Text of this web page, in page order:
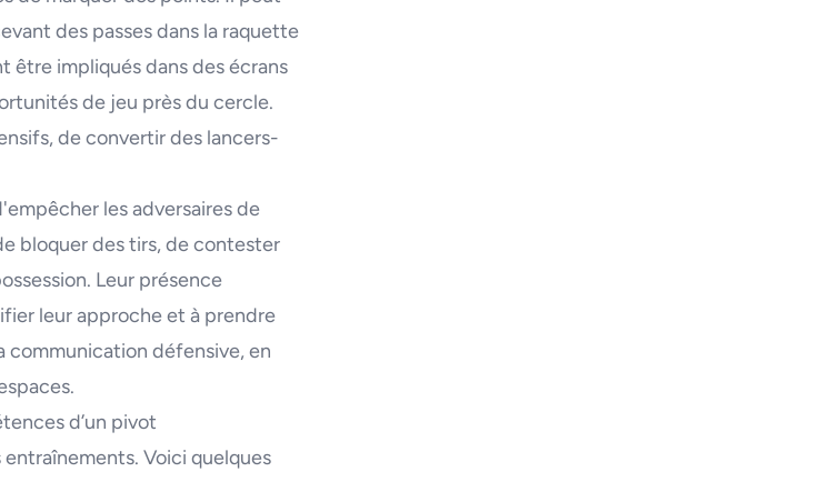
des passes dans la raquette
être impliqués dans des écrans
de jeu près du cercle.
de convertir des lancers-
les adversaires de
bloquer des tirs, de contester
Leur présence
leur approche et à prendre
communication défensive, en
d’un pivot
Voici quelques